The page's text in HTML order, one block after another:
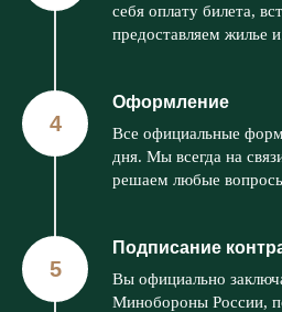
себя оплату билета,
предоставляем жилье
Оформление
Все официальные
дня. Мы всегда на
решаем любые
Подписание
Вы официально
Минобороны России,